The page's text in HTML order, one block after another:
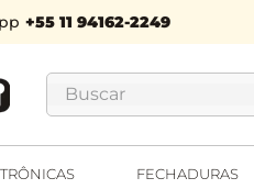
Buscar
FECHADURAS